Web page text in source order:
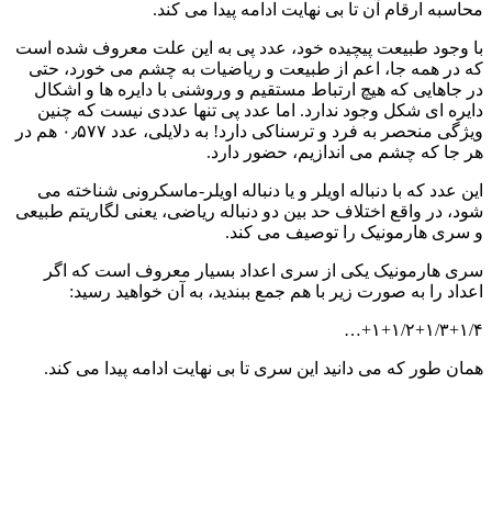
محاسبه ارقام آن تا بی نهایت ادامه پیدا می کند.
با وجود طبیعت پیچیده خود، عدد پی به این علت معروف شده است
که در همه جا، اعم از طبیعت و ریاضیات به چشم می خورد، حتی
در جاهایی که هیچ ارتباط مستقیم و وروشنی با دایره ها و اشکال
دایره ای شکل وجود ندارد. اما عدد پی تنها عددی نیست که چنین
ویژگی منحصر به فرد و ترسناکی دارد! به دلایلی، عدد ۰٫۵۷۷ هم در
هر جا که چشم می اندازیم، حضور دارد.
این عدد که با دنباله اویلر و یا دنباله اویلر-ماسکرونی شناخته می
شود، در واقع اختلاف حد بین دو دنباله ریاضی، یعنی لگاریتم طبیعی
و سری هارمونیک را توصیف می کند.
سری هارمونیک یکی از سری اعداد بسیار معروف است که اگر
اعداد را به صورت زیر با هم جمع ببندید، به آن خواهید رسید:
۱+۱/۲+۱/۳+۱/۴+…
همان طور که می دانید این سری تا بی نهایت ادامه پیدا می کند.